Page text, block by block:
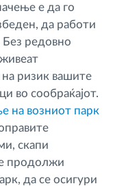
е да го
да работи
редовно
на ризик вашите
во сообраќајот.
на возниот парк
скапи
продолжи
да се осигури